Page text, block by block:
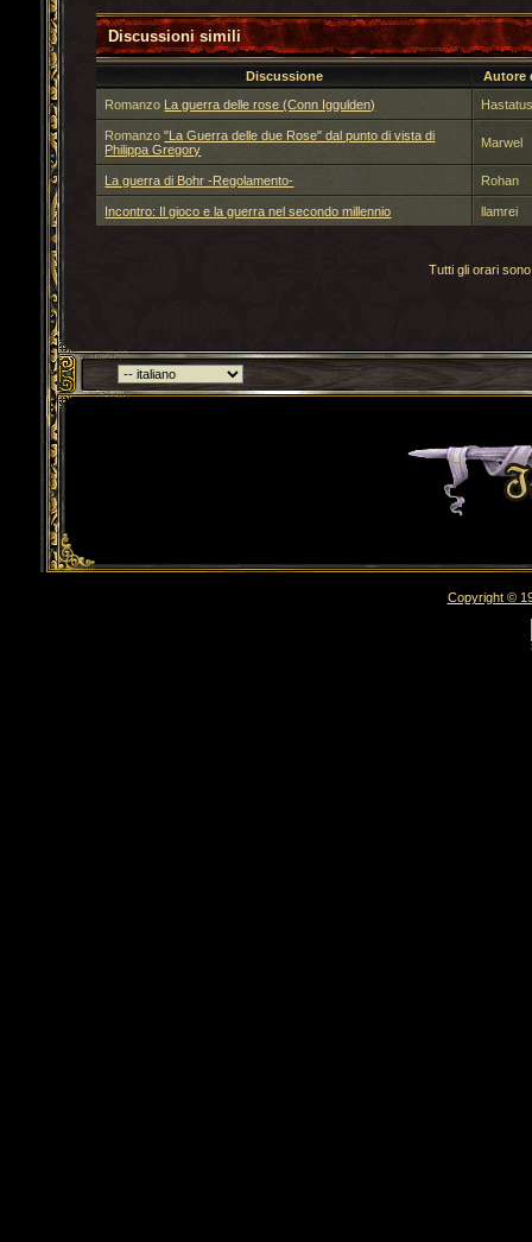
Discussioni simili
Discussione
Autore
Romanzo La guerra delle rose (Conn Iggulden)
Romanzo"La Guerra delle due Rose" dal punto di vista di
Philippa Gregory
Marwel
La guerra di Bohr -Regolamento- Rohan
Incontro: Il gioco e la guerra nel secondo millennio llamrei
Tutti gli orari
Torna indietro
Copyright ©